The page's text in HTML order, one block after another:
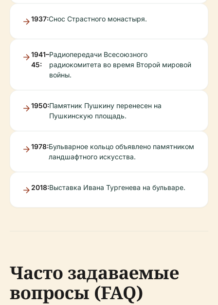
1937:Снос Страстного монастыря.
1941–
45:
Радиопередачи Всесоюзного
радиокомитета во время Второй мировой
войны.
1950:Памятник Пушкину перенесен на
Пушкинскую площадь.
1978:Бульварное кольцо объявлено памятником
ландшафтного искусства.
2018:Выставка Ивана Тургенева на бульваре.
Часто задаваемые
вопросы (FAQ)